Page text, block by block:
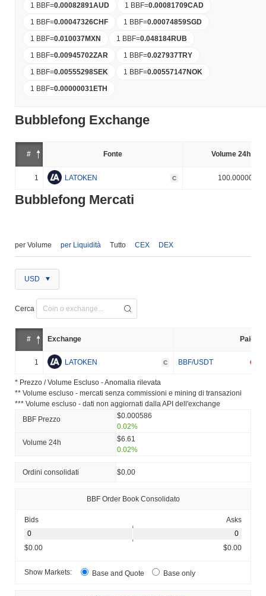
1 BBF=0.00082891AUD 1 BBF=0.00081709CAD
1 BBF=0.00047326CHF 1 BBF=0.00074859SGD
1 BBF=0.010037MXN 1 BBF=0.048184RUB
1 BBF=0.00945702ZAR 1 BBF=0.027937TRY
1 BBF=0.00555298SEK 1 BBF=0.00557147NOK
1 BBF=0.00000031ETH
Bubblefong Exchange
# Fonte Volume 24h (%)
1 LATOKEN C 100.000000%
Bubblefong Mercati
per Volume per Liquidità Tutto CEX DEX
USD
Cerca
# Exchange Paio
1 LATOKEN C BBF/USDT
* Prezzo / Volume Escluso - Anomalia rilevata
** Volume escluso - mercati senza commissioni e mining di transazioni
*** Volume escluso - dati non aggiornati dalla API dell'exchange
BBF Prezzo
$0.000586
0.02%
Volume 24h
$6.61
0.02%
Ordini consolidati $0.00
BBF Order Book Consolidato
Bids Asks
$0.00 $0.00
Show Markets: Base and Quote Base only